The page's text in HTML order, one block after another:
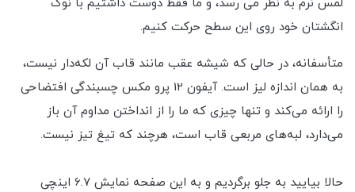
لمس نرم به نظر می رسد، و ما فقط دوست داشتیم با نوک
انگشتان خود روی این سطح حرکت کنیم.
متأسفانه، در حالی که شیشه عقب مانند قاب آن لکه‌دار نیست،
به همان اندازه لیز است. آیفون 12 پرو مکس چسبندگی افتضاحی
را ارائه می‌کند و تنها چیزی که ما را از انداختن مداوم آن باز
می‌دارد، لبه‌های مربعی قاب است، هرچند که تیغ تیز نیست.
حالا بیایید به جلو برگردیم و به این صفحه نمایش 6.7 اینچی